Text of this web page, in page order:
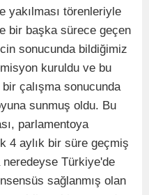
yakılması törenleriyle
bir başka sürece geçen
sonucunda bildiğimiz
kuruldu ve bu
çalışma sonucunda
sunmuş oldu. Bu
parlamentoya
4 aylık bir süre geçmiş
neredeyse Türkiye'de
sağlanmış olan